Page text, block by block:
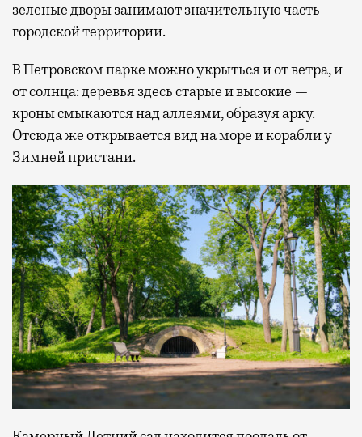
зеленые дворы занимают значительную часть
городской территории.
В Петровском парке можно укрыться и от ветра, и
от солнца: деревья здесь старые и высокие —
кроны смыкаются над аллеями, образуя арку.
Отсюда же открывается вид на море и корабли у
Зимней пристани.